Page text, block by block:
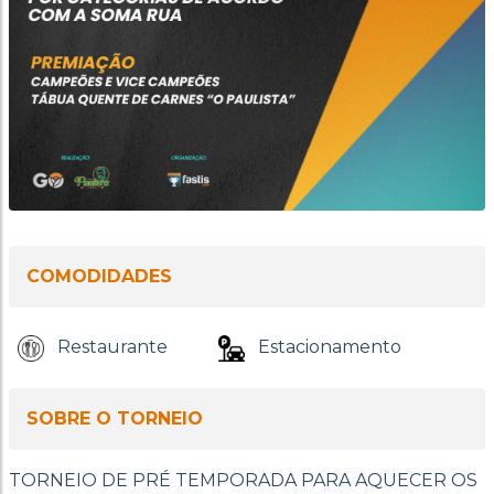
COMODIDADES
Restaurante Estacionamento
SOBRE O TORNEIO
TORNEIO DE PRÉ TEMPORADA PARA AQUECER OS